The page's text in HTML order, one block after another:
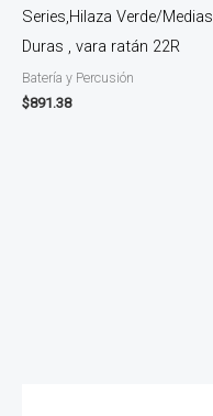
Series,Hilaza Verde/Medias
Duras , vara ratán 22R
Batería y Percusión
$891.38